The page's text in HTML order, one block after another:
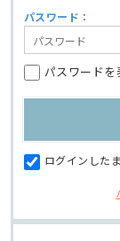
パスワード：
パスワードを
ログインした